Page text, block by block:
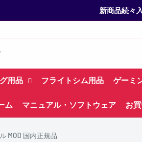
新商品続々
用品 フライトシム用品 ゲーミ
ム マニュアル・ソフトウェア お
MOD 国内正規品